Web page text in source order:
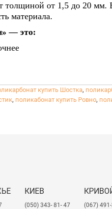
от 1,5 до 20 мм.
материала.
— это:
производства.
купить Шостка,
, поликабонат купить Ровно,
КИЕВ
(050) 343- 81- 47
(067)